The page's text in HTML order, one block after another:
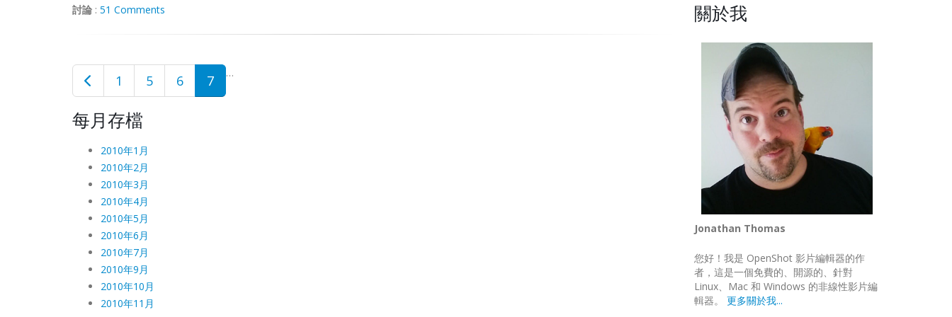
討論 : 51 Comments
1 …
5 6 7
每月存檔
2010年1月
2010年2月
2010年3月
2010年4月
2010年5月
2010年6月
2010年7月
2010年9月
2010年10月
2010年11月
關於我
Jonathan Thomas
您好！我是 OpenShot 影片編輯器的作
者，這是一個免費的、開源的、針對
Linux、Mac 和 Windows 的非線性影片編
輯器。 更多關於我...